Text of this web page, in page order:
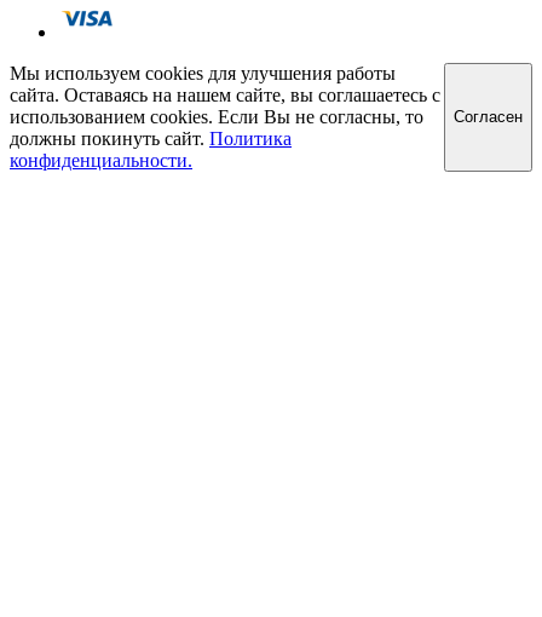
Мы используем cookies для улучшения работы
сайта. Оставаясь на нашем сайте, вы соглашаетесь с
использованием cookies. Если Вы не согласны, то
должны покинуть сайт. Политика
конфиденциальности.
Cогласен